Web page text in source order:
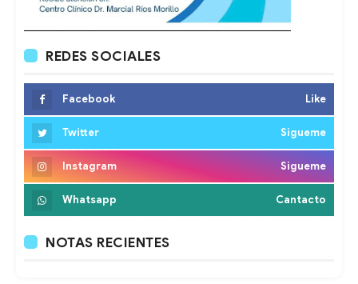
REDES SOCIALES
Facebook Like
Twitter Sigueme
Instagram Sigueme
Whatsapp Cantacto
NOTAS RECIENTES